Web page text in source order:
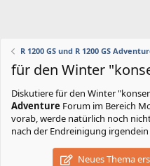
R 1200 GS und R 1200 GS
für den Winter
Diskutierefür den Winter
Adventure Forum im Bereich
vorab, werde natürlich noch
nach der Endreinigung
Neues Thema